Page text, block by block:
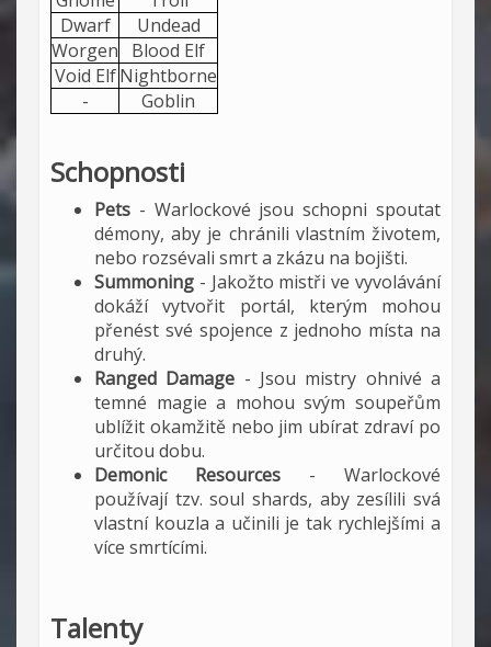
Dwarf
Undead
Worgen
Blood Elf
Void Elf Nightborne
-
Goblin
Schopnosti
Pets - Warlockové jsou schopni spoutat
démony, aby je chránili vlastním životem,
nebo rozsévali smrt a zkázu na bojišti.
Summoning - Jakožto mistři ve vyvolávání
dokáží vytvořit portál, kterým mohou
přenést své spojence z jednoho místa na
druhý.
Ranged Damage - Jsou mistry ohnivé a
temné magie a mohou svým soupeřům
ublížit okamžitě nebo jim ubírat zdraví po
určitou dobu.
Demonic Resources - Warlockové
používají tzv. soul shards, aby zesílili svá
vlastní kouzla a učinili je tak rychlejšími a
více smrtícími.
Talenty